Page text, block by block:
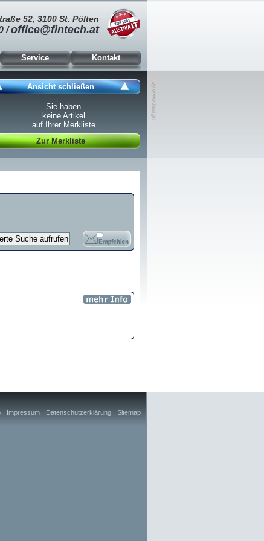
52, 3100 St. Pölten
/office@fintech.at
Service Kontakt
Ansicht schließen
Sie haben
keine Artikel
auf Ihrer Merkliste
Zur Merkliste
Impressum Datenschutzerklärung Sitemap